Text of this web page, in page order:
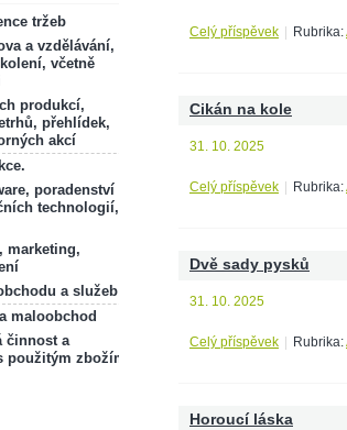
Celý příspěvek Rubrika:
Cikán na kole
31. 10. 2025
Celý příspěvek Rubrika:
Dvě sady pysků
31. 10. 2025
Celý příspěvek Rubrika:
Horoucí láska
tržeb
a vzdělávání,
včetně
produkcí,
přehlídek,
akcí
poradenství
technologií,
marketing,
a služeb
maloobchod
činnost a
použitým zbožím